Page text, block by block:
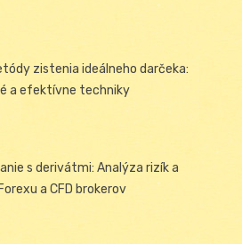
zistenia ideálneho darčeka:
a efektívne techniky
s derivátmi: Analýza rizík a
a CFD brokerov